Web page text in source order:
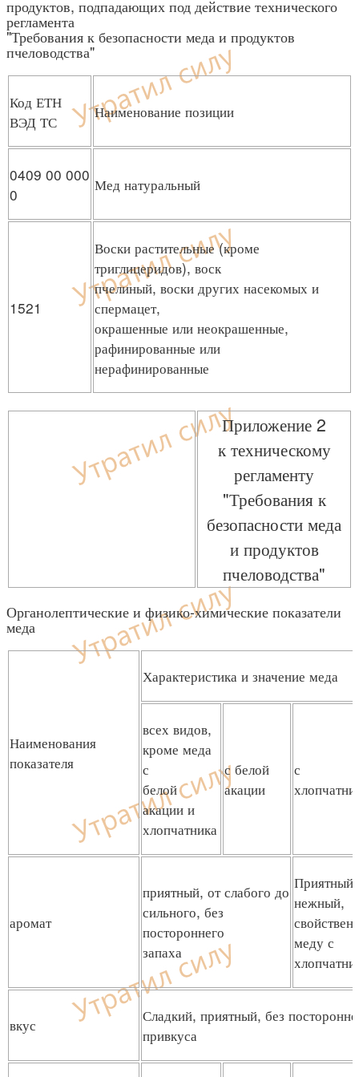
продуктов, подпадающих под действие технического
регламента
"Требования к безопасности меда и продуктов
пчеловодства"
Код ЕТН
ВЭД ТС
Наименование позиции
0409 00 000
0
Мед натуральный
1521
Воски растительные (кроме
триглицеридов), воск
пчелиный, воски других насекомых и
спермацет,
окрашенные или неокрашенные,
рафинированные или
нерафинированные
Приложение 2
к техническому
регламенту
"Требования к
безопасности меда
и продуктов
пчеловодства"
Органолептические и физико-химические показатели
меда
Наименования
показателя
Характеристика и значение меда
всех видов,
кроме меда
с
белой
акации и
хлопчатника
с белой
акации
с
аромат
приятный, от слабого до
сильного, без
постороннего
запаха
Приятный,
нежный,
меду с
вкус
Сладкий, приятный, без
привкуса